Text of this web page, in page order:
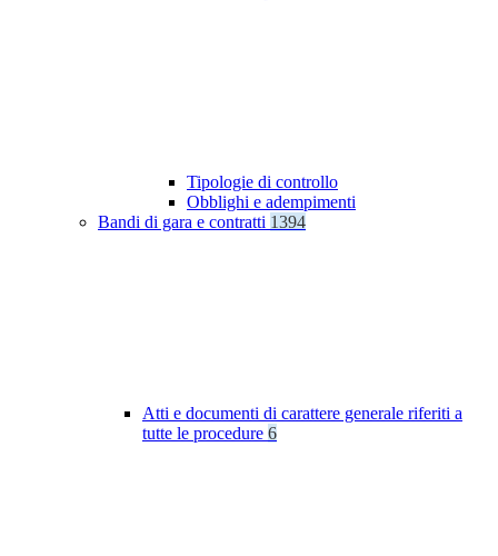
Tipologie di controllo
Obblighi e adempimenti
Bandi di gara e contratti 1394
Atti e documenti di carattere generale riferiti a
tutte le procedure 6